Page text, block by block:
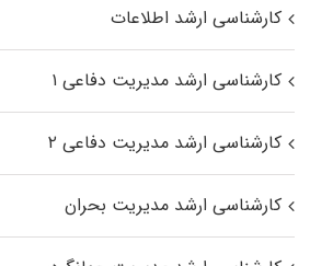
کارشناسی ارشد اطلاعات
کارشناسی ارشد مدیریت دفاعی ۱
کارشناسی ارشد مدیریت دفاعی ۲
کارشناسی ارشد مدیریت بحران